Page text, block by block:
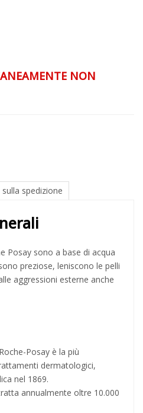
NON
spedizione
Posay sono a base di acqua
preziose, leniscono le pelli
aggressioni esterne anche
Posay è la più
dermatologici,
nel 1869.
annualmente oltre 10.000